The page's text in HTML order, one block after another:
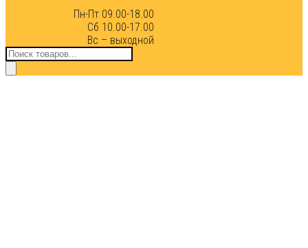
Пн-Пт 09.00-18.00
Сб 10.00-17.00
Вс – выходной
Поиск
товаров